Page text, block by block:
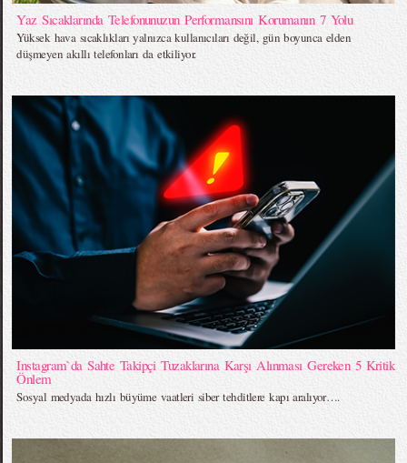
Yaz Sıcaklarında Telefonunuzun Performansını Korumanın 7 Yolu
Yüksek hava sıcaklıkları yalnızca kullanıcıları değil, gün boyunca elden
düşmeyen akıllı telefonları da etkiliyor.
Instagram`da Sahte Takipçi Tuzaklarına Karşı Alınması Gereken 5 Kritik
Önlem
Sosyal medyada hızlı büyüme vaatleri siber tehditlere kapı aralıyor….